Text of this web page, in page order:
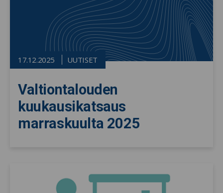
17.12.2025 UUTISET
Valtiontalouden
kuukausikatsaus
marraskuulta 2025